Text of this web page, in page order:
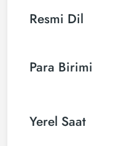
Resmi Dil
Para Birimi
Yerel Saat